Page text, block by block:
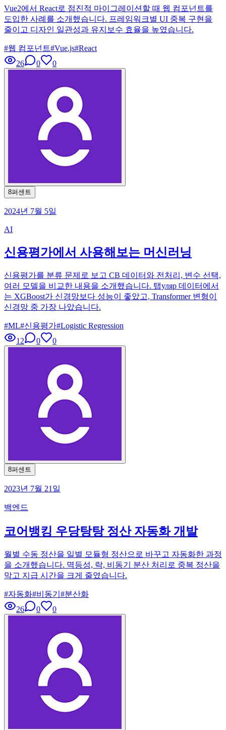
Vue2에서 React로 점진적 마이그레이션할 때 웹 컴포넌트를
도입한 사례를 소개했습니다. 프레임워크별 UI 중복 구현을
줄이고 디자인 일관성과 유지보수 효율을 높였습니다.
#웹 컴포넌트#Vue.js#React
26
0 0
8퍼센트
2024년 7월 5일
AI
신용평가에서 사용해보는 머신러닝
신용평가를 분류 문제로 보고 CB 데이터와 전처리, 변수 선택,
여러 모델을 비교한 내용을 소개했습니다. 탭уляр 데이터에서
는 XGBoost가 신경망보다 성능이 좋았고, Transformer 변형이
신경망 중 가장 나았습니다.
#ML#신용평가#Logistic Regression
12
0 0
8퍼센트
2023년 7월 21일
백엔드
코어뱅킹 우당탕탕 정산 자동화 개발
월별 수동 정산을 일별 모듈형 정산으로 바꾸고 자동화한 과정
을 소개했습니다. 멱등성, 락, 비동기 분산 처리로 중복 정산을
막고 지급 시간을 크게 줄였습니다.
#자동화#비동기 #분산화
26
0 0